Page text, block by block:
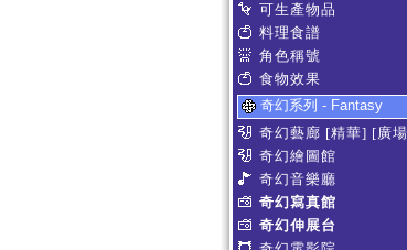
可生產物品
料理食譜
角色稱號
食物效果
奇幻系列 - Fantasy
奇幻藝廊 [精華] [廣
奇幻繪圖館
奇幻音樂廳
奇幻寫真館
奇幻伸展台